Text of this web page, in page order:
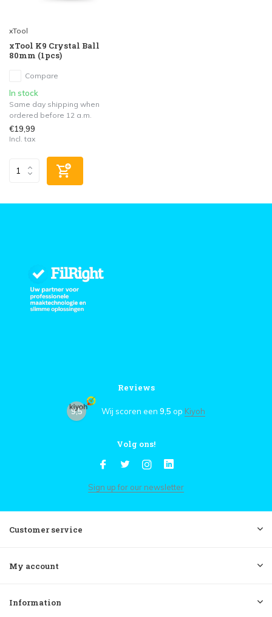
xTool
xTool K9 Crystal Ball
80mm (1pcs)
Compare
In stock
Same day shipping when
ordered before 12 a.m.
€19,99
Incl. tax
Reviews
9,5 Wij scoren een 9,5 op Kiyoh
Volg ons!
Sign up for our newsletter
Customer service
My account
Information